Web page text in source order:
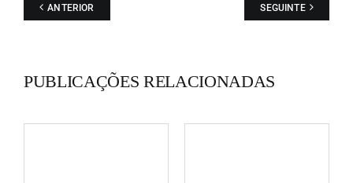
ANTERIOR SEGUINTE
PUBLICAÇÕES RELACIONADAS